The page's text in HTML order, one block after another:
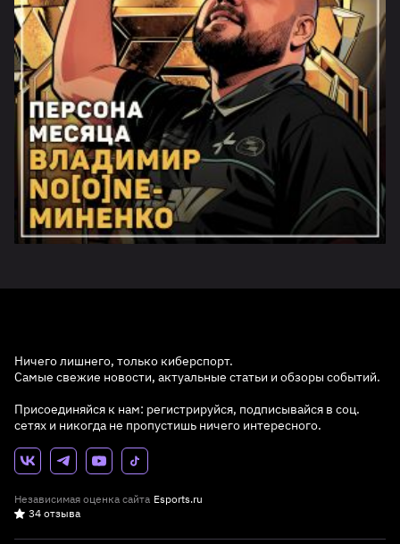
Ничего лишнего, только киберспорт.
Самые свежие новости, актуальные статьи и обзоры событий.
Присоединяйся к нам: регистрируйся, подписывайся в соц.
сетях и никогда не пропустишь ничего интересного.
Независимая оценка сайта Esports.ru
34 отзыва